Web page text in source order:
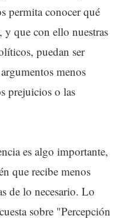
permita conocer qué
y que con ello nuestras
puedan ser
menos
prejuicios o las
es algo importante,
que recibe menos
de lo necesario. Lo
sobre "Percepción